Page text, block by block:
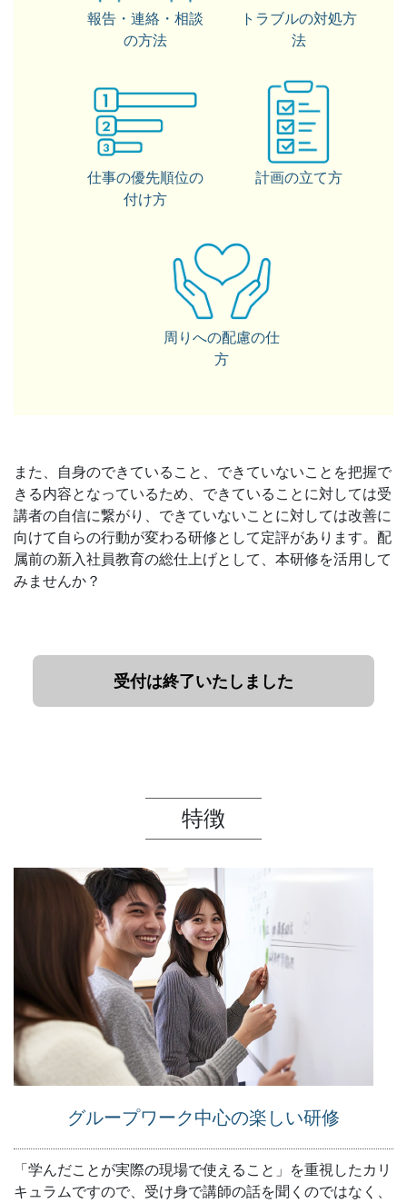
報告・連絡・相談
の方法
トラブルの対処方
法
仕事の優先順位の
付け方
計画の立て方
周りへの配慮の仕
方
また、自身のできていること、できていないことを把握で
きる内容となっているため、できていることに対しては受
講者の自信に繋がり、できていないことに対しては改善に
向けて自らの行動が変わる研修として定評があります。配
属前の新入社員教育の総仕上げとして、本研修を活用して
みませんか？
受付は終了いたしました
特徴
グループワーク中心の楽しい研修
「学んだことが実際の現場で使えること」を重視したカリ
キュラムですので、受け身で講師の話を聞くのではなく、